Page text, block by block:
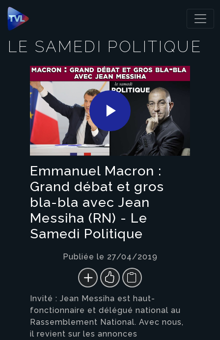
Panneau de gestion des cookies
LE SAMEDI POLITIQUE
Play
Video
Emmanuel Macron :
Grand débat et gros
bla-bla avec Jean
Messiha (RN) - Le
Samedi Politique
Publiée le 27/04/2019
Invité : Jean Messiha est haut-
fonctionnaire et délégué national au
Rassemblement National. Avec nous,
il revient sur les annonces